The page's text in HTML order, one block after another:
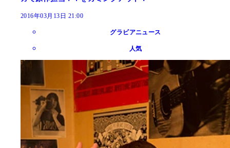
2016年03月13日 21:00
グラビアニュース
人気